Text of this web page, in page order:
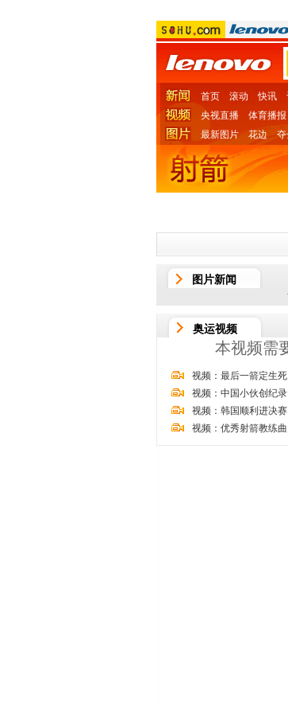
首页 滚动 快讯
央视直播
体育播报
最新图片
花边 夺
图片新闻
奥运视频
本视频需
视频：最后一箭定生
视频：中国小伙创纪
视频：韩国顺利进决
视频：优秀射箭教练